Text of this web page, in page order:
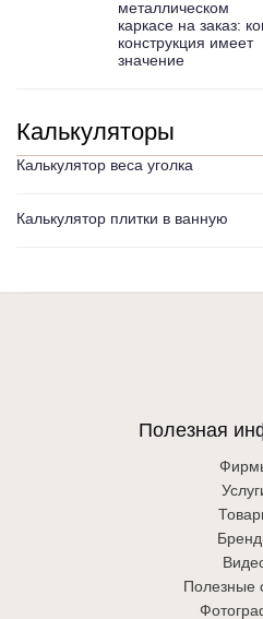
металлическом
каркасе на заказ:
конструкция имеет
значение
Калькуляторы
Калькулятор веса уголка
Калькулятор плитки в ванную
Полезная
Полезные